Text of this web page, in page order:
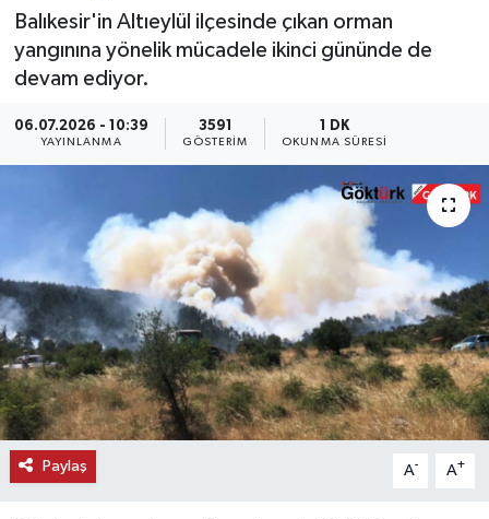
Balıkesir'in Altıeylül ilçesinde çıkan orman
yangınına yönelik mücadele ikinci gününde de
devam ediyor.
06.07.2026 - 10:39
YAYINLANMA
3591
GÖSTERIM
1 DK
OKUNMA SÜRESI
Paylaş A- A+
KEMERBURGAZ
KÜLTÜR - SANAT
ÖZEL HABER
SAĞLIK
SPOR
TEKNOLOJİ
TİCARET